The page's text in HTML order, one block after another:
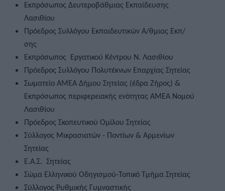
Εκπρόσωπος Δευτεροβάθμιας Εκπαίδευσης
Λασιθίου
Πρόεδρος Συλλόγου Εκπαιδευτικών Α/θμιας Εκπ/
σης
Εκπρόσωπος  Εργατικού Κέντρου Ν. Λασιθίου
Πρόεδρος Συλλόγου Πολυτέκνων Επαρχίας Σητείας
Σωματείο ΑΜΕΑ Δήμου Σητείας (έδρα Ζήρος) &
Εκπρόσωπος περιφερειακής ενότητας ΑΜΕΑ Νομού
Λασιθίου
Πρόεδρος Σκοπευτικού Ομίλου Σητείας
Σύλλογος Μικρασιατών - Ποντίων & Αρμενίων
Σητείας
Ε.Α.Σ.  Σητείας
Σώμα Ελληνικού Οδηγισμού-Τοπικό Τμήμα Σητείας
Σύλλογος Ρυθμικής Γυμναστικής